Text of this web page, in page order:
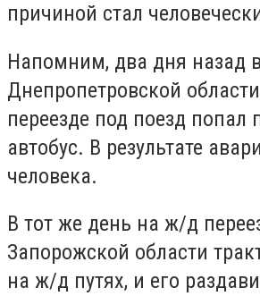
причиной стал
Напомним, два дня назад
Днепропетровской
переезде под поезд попал
автобус. В результате
человека.
В тот же день на ж/д
Запорожской области
на ж/д путях, и его